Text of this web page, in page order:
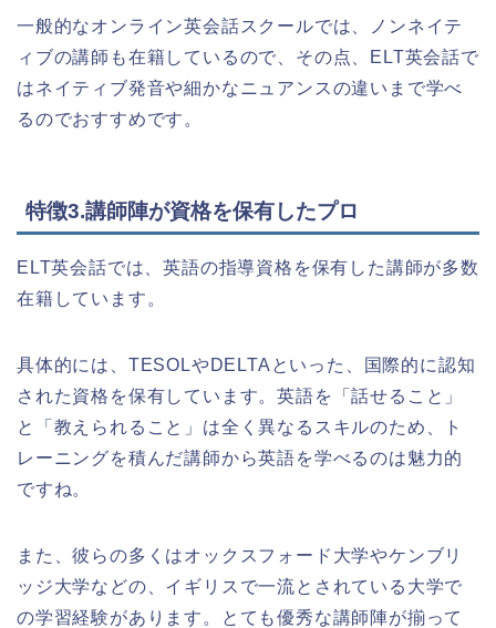
一般的なオンライン英会話スクールでは、ノンネイテ
ィブの講師も在籍しているので、その点、ELT英会話で
はネイティブ発音や細かなニュアンスの違いまで学べ
るのでおすすめです。
特徴3.講師陣が資格を保有したプロ
ELT英会話では、英語の指導資格を保有した講師が多数
在籍しています。
具体的には、TESOLやDELTAといった、国際的に認知
された資格を保有しています。英語を「話せること」
と「教えられること」は全く異なるスキルのため、ト
レーニングを積んだ講師から英語を学べるのは魅力的
ですね。
また、彼らの多くはオックスフォード大学やケンブリ
ッジ大学などの、イギリスで一流とされている大学で
の学習経験があります。とても優秀な講師陣が揃って